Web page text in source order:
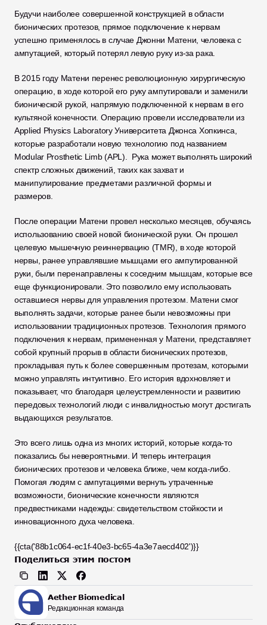
Будучи наиболее совершенной конструкцией в области
бионических протезов, прямое подключение к нервам
успешно применялось в случае Джонни Матени, человека с
ампутацией, который потерял левую руку из-за рака.
В 2015 году Матени перенес революционную хирургическую
операцию, в ходе которой его руку ампутировали и заменили
бионической рукой, напрямую подключенной к нервам в его
культяной конечности. Операцию провели исследователи из
Applied Physics Laboratory Университета Джонса Хопкинса,
которые разработали новую технологию под названием
Modular Prosthetic Limb (APL).  Рука может выполнять широкий
спектр сложных движений, таких как захват и
манипулирование предметами различной формы и
размеров.
После операции Матени провел несколько месяцев, обучаясь
использованию своей новой бионической руки. Он прошел
целевую мышечную реиннервацию (TMR), в ходе которой
нервы, ранее управлявшие мышцами его ампутированной
руки, были перенаправлены к соседним мышцам, которые все
еще функционировали. Это позволило ему использовать
оставшиеся нервы для управления протезом. Матени смог
выполнять задачи, которые ранее были невозможны при
использовании традиционных протезов. Технология прямого
подключения к нервам, примененная у Матени, представляет
собой крупный прорыв в области бионических протезов,
прокладывая путь к более совершенным протезам, которыми
можно управлять интуитивно. Его история вдохновляет и
показывает, что благодаря целеустремленности и развитию
передовых технологий люди с инвалидностью могут достигать
выдающихся результатов.
Это всего лишь одна из многих историй, которые когда-то
показались бы невероятными. И теперь интеграция
бионических протезов и человека ближе, чем когда-либо.
Помогая людям с ампутациями вернуть утраченные
возможности, бионические конечности являются
предвестниками надежды: свидетельством стойкости и
инновационного духа человека.
{{cta('88b1c064-ec1f-40e3-bc65-4a3e7aecd402')}}
Поделиться этим постом
Aether Biomedical
Редакционная команда